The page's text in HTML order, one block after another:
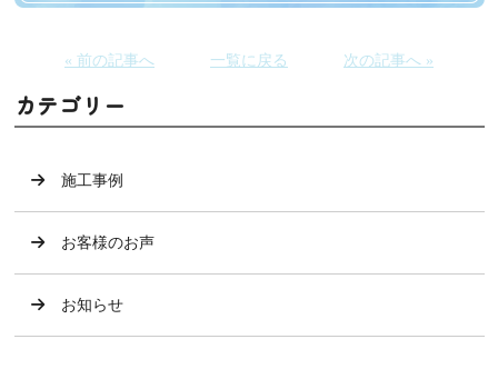
« 前の記事へ 一覧に戻る 次の記事へ »
カテゴリー
施工事例
お客様のお声
お知らせ